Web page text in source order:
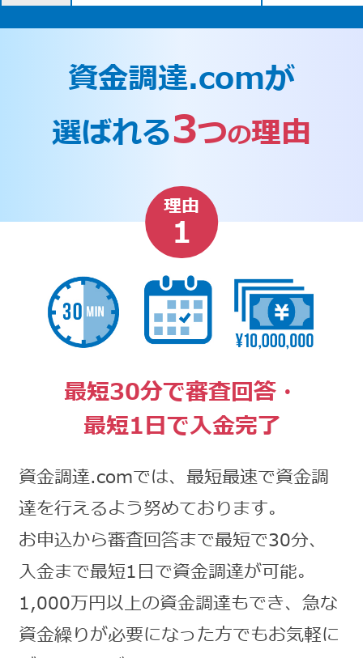
資金調達.comが
選ばれる3つの理由
理由
1
最短30分で審査回答・
最短1日で入金完了
資金調達.comでは、最短最速で資金調
達を行えるよう努めております。
お申込から審査回答まで最短で30分、
入金まで最短1日で資金調達が可能。
1,000万円以上の資金調達もでき、急な
資金繰りが必要になった方でもお気軽に